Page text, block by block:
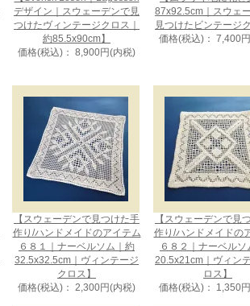
デザイン｜スウェーデンで見
つけたヴィンテージクロス｜
約85.5x90cm】
価格(税込)： 8,900円(内税)
87x92.5cm｜スウェ
見つけたビンテージク
価格(税込)： 7,400
【スウェーデンで見つけた手
作り/ハンドメイドのアイテム
６８１｜ナーベルソム｜約
32.5x32.5cm｜ヴィンテージ
クロス】
価格(税込)： 2,300円(内税)
【スウェーデンで見
作り/ハンドメイドの
６８２｜ナーベルソ
20.5x21cm｜ヴィン
ロス】
価格(税込)： 1,350